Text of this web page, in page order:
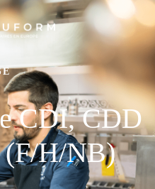
CDI, CDD
H/NB)